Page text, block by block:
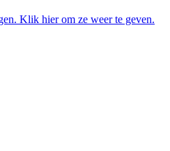
Klik hier om ze weer te geven.